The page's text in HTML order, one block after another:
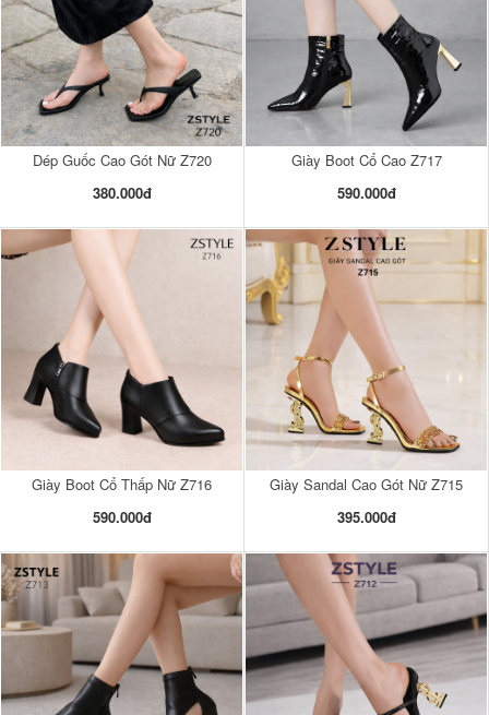
Dép Guốc Cao Gót Nữ Z720
380.000đ
Giày Boot Cổ Cao Z717
590.000đ
Giày Boot Cổ Thấp Nữ Z716
590.000đ
Giày Sandal Cao Gót Nữ Z715
395.000đ